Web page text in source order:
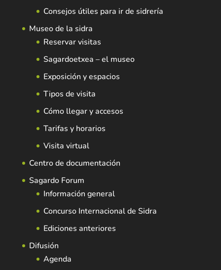
Consejos útiles para ir de sidrería
Museo de la sidra
Reservar visitas
Sagardoetxea – el museo
Exposición y espacios
Tipos de visita
Cómo llegar y accesos
Tarifas y horarios
Visita virtual
Centro de documentación
Sagardo Forum
Información general
Concurso Internacional de Sidra
Ediciones anteriores
Difusión
Agenda